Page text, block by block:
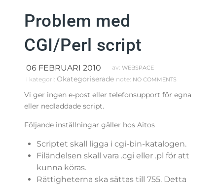
Problem med
CGI/Perl script
06 FEBRUARI 2010 av: WEBSPACE
i kategori: Okategoriserade note: NO COMMENTS
Vi ger ingen e-post eller telefonsupport för egna
eller nedladdade script.
Följande inställningar gäller hos Aitos
Scriptet skall ligga i cgi-bin-katalogen.
Filändelsen skall vara .cgi eller .pl för att
kunna köras.
Rättigheterna ska sättas till 755. Detta